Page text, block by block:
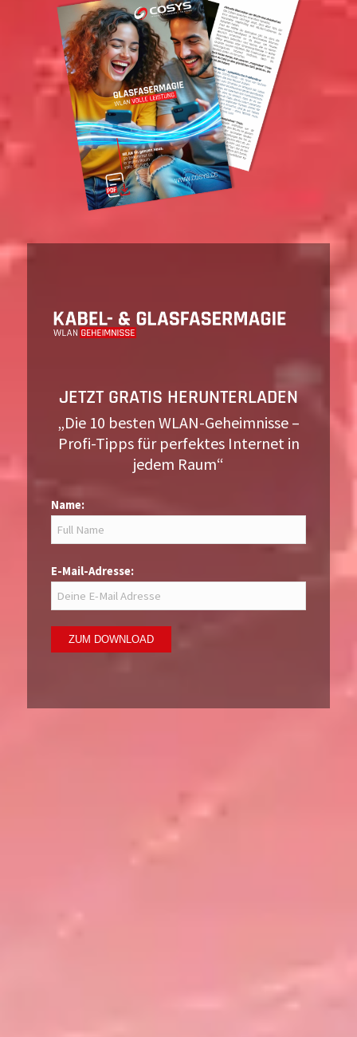
JETZT GRATIS HERUNTERLADEN
„Die 10 besten WLAN-Geheimnisse –
Profi-Tipps für perfektes Internet in
jedem Raum“
Name:
E-Mail-Adresse: